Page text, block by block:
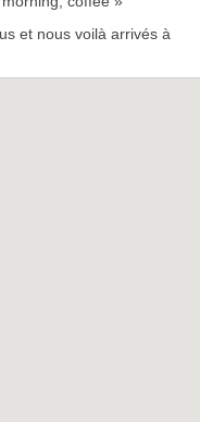
et nous voilà arrivés à